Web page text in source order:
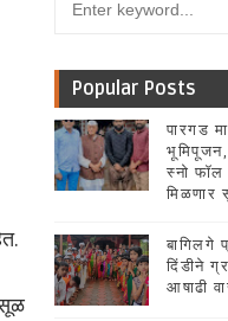
Popular Posts
पारगड
स्नो फॉल
मिळणार
बागिलगे
दिंडीने
आषाढी